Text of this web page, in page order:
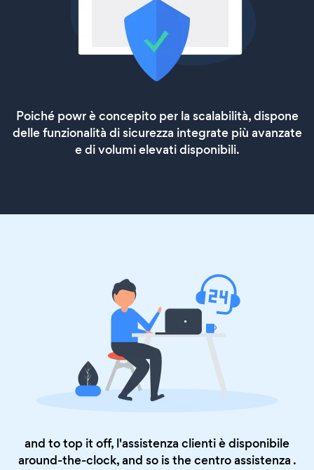
Poiché powr è concepito per la scalabilità, dispone
delle funzionalità di sicurezza integrate più avanzate
e di volumi elevati disponibili.
and to top it off, l'assistenza clienti è disponibile
around-the-clock, and so is thecentro assistenza .